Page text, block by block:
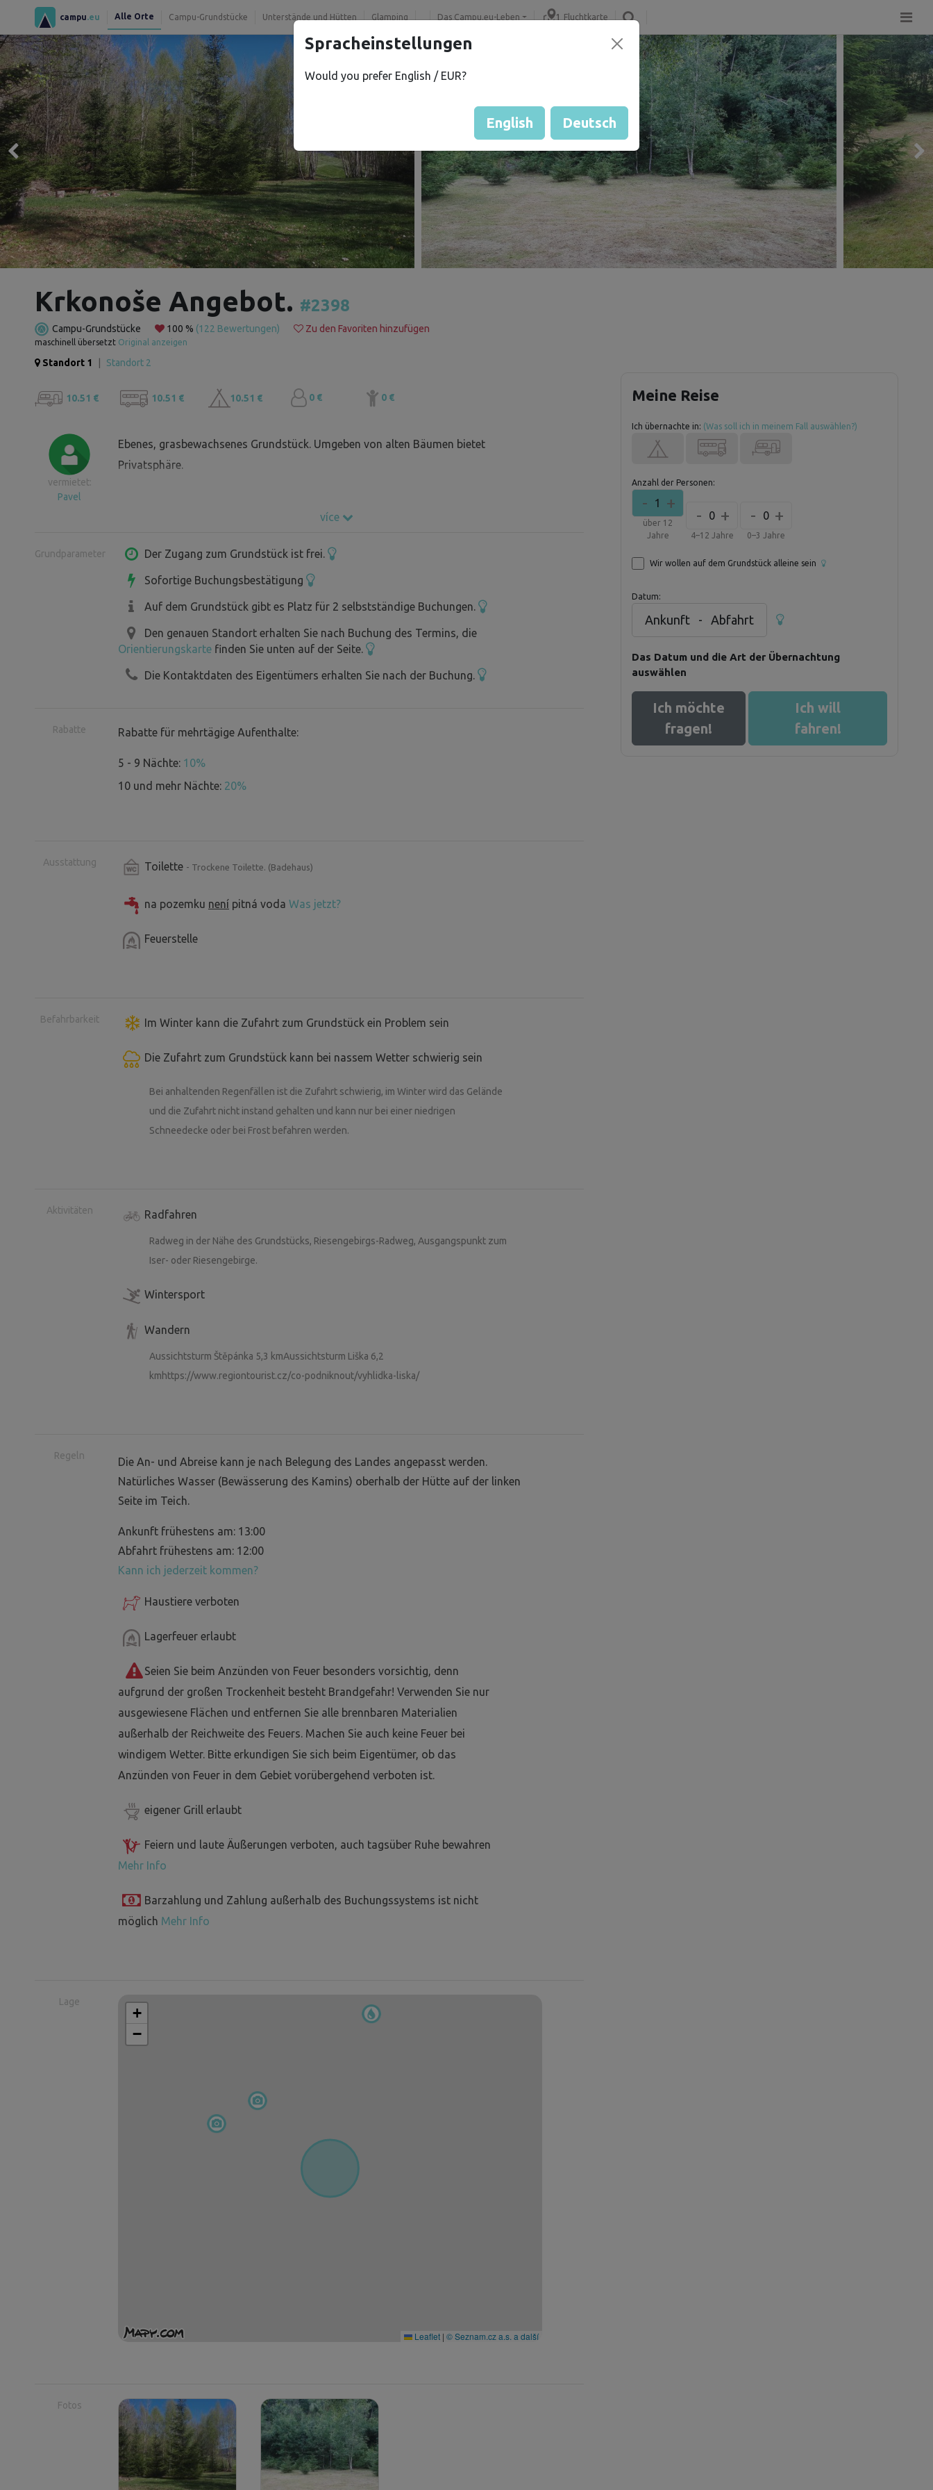
campu .eu Alle Orte Campu-Grundstücke Unterstände und Hütten Glamping Das Campu.eu-Leben Fluchtkarte
Krkonoše Angebot. #2398
Campu-Grundstücke 100 % (122 Bewertungen) Zu den Favoriten hinzufügen
maschinell übersetzt Original anzeigen
Standort 1 Standort 2
10.51 € 10.51 € 10.51 € 0 € 0 €
vermietet:
Pavel
Ebenes, grasbewachsenes Grundstück. Umgeben von alten Bäumen bietet
Privatsphäre.
více
Grundparameter Der Zugang zum Grundstück ist frei.
Sofortige Buchungsbestätigung
Auf dem Grundstück gibt es Platz für 2 selbstständige Buchungen.
Den genauen Standort erhalten Sie nach Buchung des Termins, die
Orientierungskarte finden Sie unten auf der Seite.
Die Kontaktdaten des Eigentümers erhalten Sie nach der Buchung.
Rabatte Rabatte für mehrtägige Aufenthalte:
5 - 9 Nächte: 10%
10 und mehr Nächte: 20%
Ausstattung Toilette - Trockene Toilette. (Badehaus)
na pozemku není pitná voda Was jetzt?
Feuerstelle
Befahrbarkeit Im Winter kann die Zufahrt zum Grundstück ein Problem sein
Die Zufahrt zum Grundstück kann bei nassem Wetter schwierig sein
Bei anhaltenden Regenfällen ist die Zufahrt schwierig, im Winter wird das Gelände
und die Zufahrt nicht instand gehalten und kann nur bei einer niedrigen
Schneedecke oder bei Frost befahren werden.
Aktivitäten Radfahren
Radweg in der Nähe des Grundstücks, Riesengebirgs-Radweg, Ausgangspunkt zum
Iser- oder Riesengebirge.
Wintersport
Wandern
Aussichtsturm Štěpánka 5,3 kmAussichtsturm Liška 6,2
kmhttps://www.regiontourist.cz/co-podniknout/vyhlidka-liska/
Regeln
Die An- und Abreise kann je nach Belegung des Landes angepasst werden.
Natürliches Wasser (Bewässerung des Kamins) oberhalb der Hütte auf der linken
Seite im Teich.
Ankunft frühestens am: 13:00
Abfahrt frühestens am: 12:00
Kann ich jederzeit kommen?
Haustiere verboten
Lagerfeuer erlaubt
Seien Sie beim Anzünden von Feuer besonders vorsichtig, denn
aufgrund der großen Trockenheit besteht Brandgefahr! Verwenden Sie nur
ausgewiesene Flächen und entfernen Sie alle brennbaren Materialien
außerhalb der Reichweite des Feuers. Machen Sie auch keine Feuer bei
windigem Wetter. Bitte erkundigen Sie sich beim Eigentümer, ob das
Anzünden von Feuer in dem Gebiet vorübergehend verboten ist.
eigener Grill erlaubt
Feiern und laute Äußerungen verboten, auch tagsüber Ruhe bewahren
Mehr Info
Barzahlung und Zahlung außerhalb des Buchungssystems ist nicht
möglich Mehr Info
Lage
+
−
Leaflet | © Seznam.cz a.s. a další
Fotos
Meine Reise
Ich übernachte in: (Was soll ich in meinem Fall auswählen?)
Anzahl der Personen:
- +
1
über 12
Jahre
- +
0
4–12 Jahre
- +
0
0–3 Jahre
Wir wollen auf dem Grundstück alleine sein
Datum:
Ankunft - Abfahrt
Das Datum und die Art der Übernachtung
auswählen
Ich möchte
fragen!
Ich will
fahren!
Spracheinstellungen
Would you prefer English / EUR?
English Deutsch